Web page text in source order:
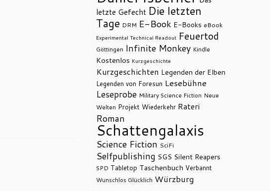
letzte Gefecht Die letzten
Tage DRM E-Book E-Books eBook
Experimental Technical Readout Feuertod
Göttingen Infinite Monkey Kindle
Kostenlos Kurzgeschichte
Kurzgeschichten Legenden der Elben
Legenden von Foresun Lesebühne
Leseprobe Military Science Fiction Neue
Welten Projekt Wiederkehr Rateri
Roman
Schattengalaxis
Science Fiction SciFi
Selfpublishing SGS Silent Reapers
SPD Tabletop Taschenbuch Verbannt
Wunschlos Glücklich Würzburg